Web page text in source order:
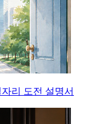
리 도전 설명서